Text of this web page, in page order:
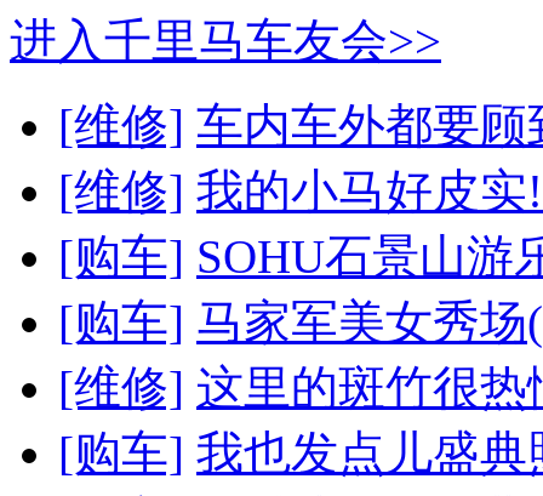
进入千里马车友会>>
[维修] 车内车外都要顾
[维修] 我的小马好皮
[购车] SOHU石景山游
[购车] 马家军美女秀场
[维修] 这里的斑竹很
[购车] 我也发点儿盛典